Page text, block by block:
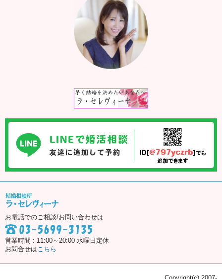
お電話でのご相談/お問い合わせは
営業時間 : 11:00～20:00 水曜日定休
お問合せはこちら